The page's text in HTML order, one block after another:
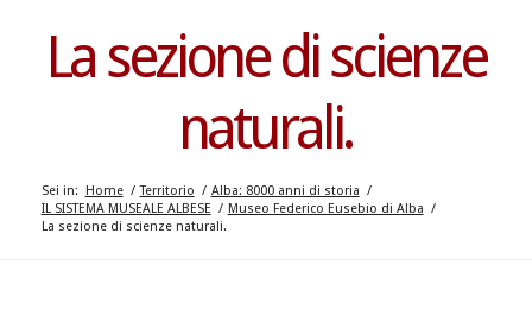
La sezione di scienze
naturali.
Sei in: Home / Territorio / Alba: 8000 anni di storia /
IL SISTEMA MUSEALE ALBESE / Museo Federico Eusebio di Alba /
La sezione di scienze naturali.